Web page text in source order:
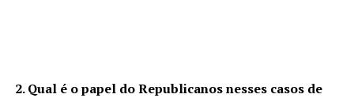
2. Qual é o papel do Republicanos nesses casos de